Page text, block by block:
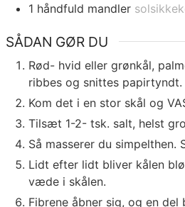
1 håndfuld mandler
SÅDAN GØR DU
Rød- hvid eller grønkål,
ribbes og snittes papirtyndt.
Kom det i en stor skål og
Tilsæt 1-2- tsk. salt, helst
Så masserer du simpelthen.
Lidt efter lidt bliver kålen
væde i skålen.
Fibrene åbner sig, og en